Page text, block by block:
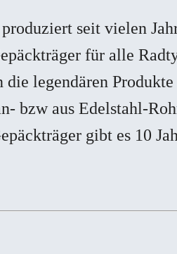
seit vielen
für alle
legendären Produkte
bzw aus Edelstahl-
gibt es 10